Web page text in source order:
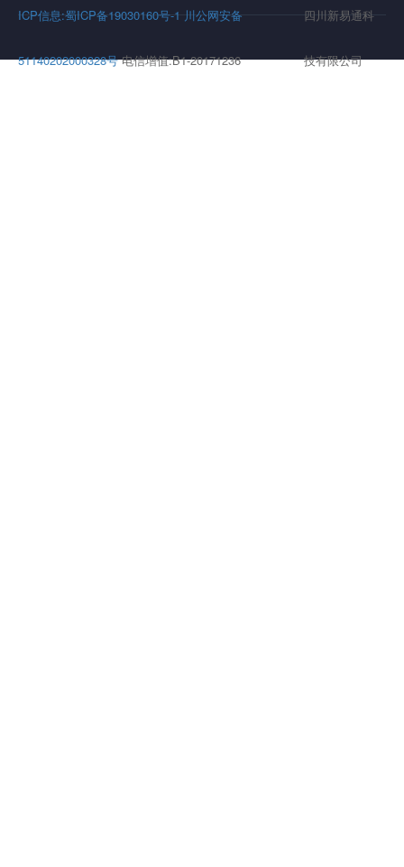
ICP信息:蜀ICP备19030160号-1 川公网安备
51140202000328号 电信增值:B1-20171236
四川新易通科
技有限公司